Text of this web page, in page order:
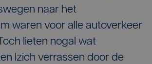
naar het
waren voor alle autoverkeer
lieten nogal wat
lzich verrassen door de